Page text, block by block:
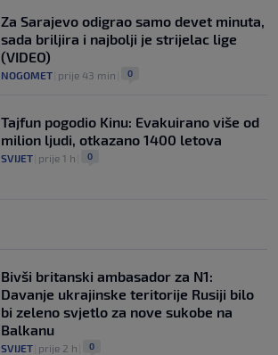
Za Sarajevo odigrao samo devet minuta,
sada briljira i najbolji je strijelac lige
(VIDEO)
NOGOMET prije 43 min 0
Tajfun pogodio Kinu: Evakuirano više od
milion ljudi, otkazano 1400 letova
SVIJET prije 1 h 0
Bivši britanski ambasador za N1:
Davanje ukrajinske teritorije Rusiji bilo
bi zeleno svjetlo za nove sukobe na
Balkanu
SVIJET prije 2 h 0